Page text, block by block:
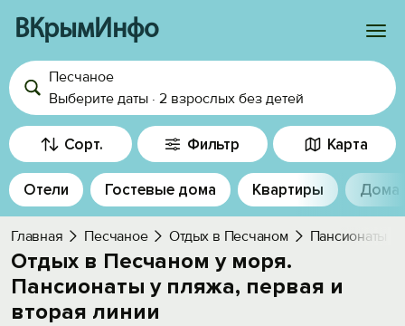
ВКрымИнфо
Войти
Избранное
История просмотра
Добавить свой объект
Песчаное
Выберите даты · 2 взрослых без детей
Сорт. Фильтр Карта
Отели Гостевые дома Квартиры Дома
Главная Песчаное Отдых в Песчаном Пансионаты
Отдых в Песчаном у моря.
Пансионаты у пляжа, первая и
вторая линии